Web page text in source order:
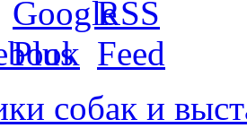
собак и